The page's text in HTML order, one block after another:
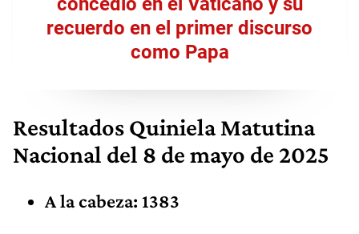
recuerdo en el primer discurso
como Papa
Resultados Quiniela Matutina
Nacional del 8 de mayo de 2025
A la cabeza: 1383